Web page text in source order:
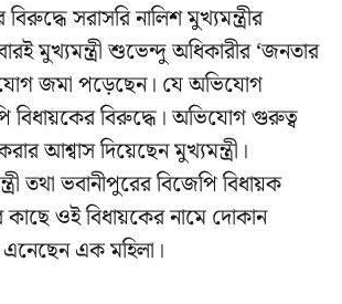
সরাসরি নালিশ মুখ্যমন্ত্রীর
মুখ্যমন্ত্রী শুভেন্দু অধিকারীর ‘জনতার
জমা পড়েছেন। যে অভিযোগ
বিধায়কের বিরুদ্ধে। অভিযোগ গুরুত্ব
আশ্বাস দিয়েছেন মুখ্যমন্ত্রী।
তথা ভবানীপুরের বিজেপি বিধায়ক
ওই বিধায়কের নামে দোকান
এক মহিলা।